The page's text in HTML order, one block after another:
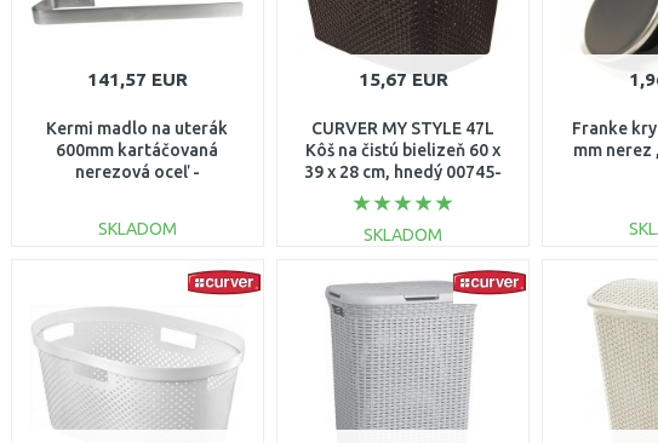
141,57 EUR
Kermi madlo na uterák
600mm kartáčovaná
nerezová oceľ -
SKLADOM
DO KOŠÍKA
Porovnať
15,67 EUR
CURVER MY STYLE 47L
Kôš na čistú bielizeň 60 x
39 x 28 cm, hnedý 00745-
210
SKLADOM
DO KOŠÍKA
Porovnať
Franke
mm nerez